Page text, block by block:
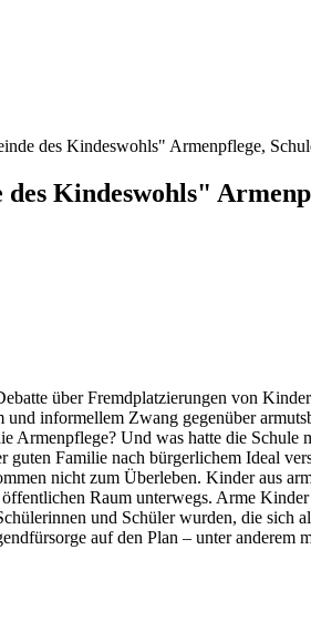
des Kindeswohls" Armenpflege,
Kindeswohls"
über Fremdplatzierungen von
und informellem Zwang gegenüber
Armenpflege? Und was hatte die Schule
guten Familie nach bürgerlichem Ideal
nicht zum Überleben. Kinder aus
Raum unterwegs. Arme
und Schüler wurden, die
auf den Plan – unter anderem